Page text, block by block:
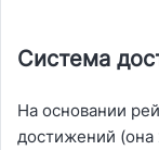
Система
На основании
достижений